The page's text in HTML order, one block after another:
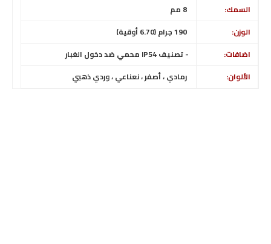
السمك:
8 مم
الوزن:
190 جرام (6.70 أوقية)
اضافات:
- تصنيف IP54 محمي ضد دخول الغبار
الألوان:
رمادي ، أصفر ، نعناعي، وردي ذهبي